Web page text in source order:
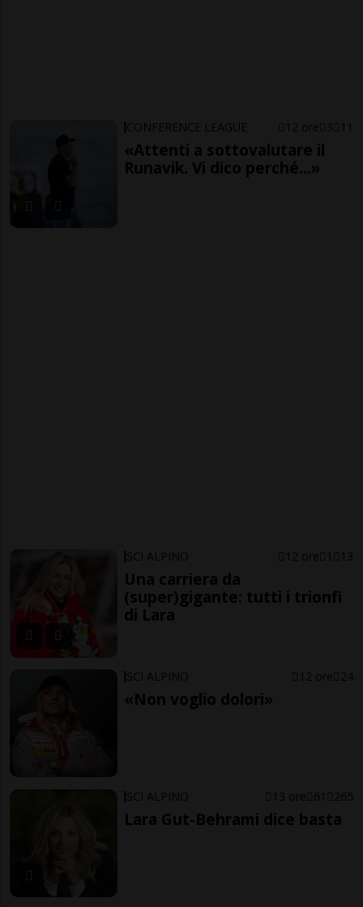
CONFERENCE LEAGUE 12 ore 3 11
«Attenti a sottovalutare il
Runavik. Vi dico perché...»
SCI ALPINO 12 ore 1 13
Una carriera da
(super)gigante: tutti i trionfi
di Lara
SCI ALPINO 12 ore 24
«Non voglio dolori»
SCI ALPINO 13 ore 61 265
Lara Gut-Behrami dice basta